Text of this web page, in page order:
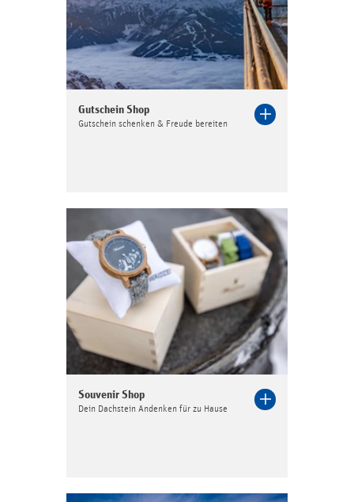
Gutschein Shop
Gutschein schenken & Freude bereiten
Souvenir Shop
Dein Dachstein Andenken für zu Hause